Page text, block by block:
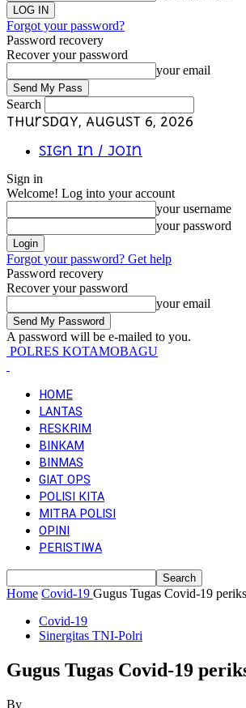
Forgot your password?
Password recovery
Recover your password
your email
Search
Thursday, August 6, 2026
Sign in / Join
Sign in
Welcome! Log into your account
your username
your password
Forgot your password? Get help
Password recovery
Recover your password
your email
A password will be e-mailed to you.
POLRES KOTAMOBAGU
HOME
LANTAS
RESKRIM
BINKAM
BINMAS
GIAT OPS
POLISI KITA
MITRA POLISI
OPINI
PERISTIWA
Home Covid-19 Gugus Tugas Covid-19
Covid-19
Sinergitas TNI-Polri
Gugus Tugas Covid-19
By